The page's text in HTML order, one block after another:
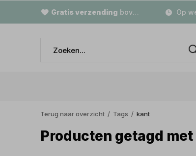
Gratis verzending boven €79,- Op
Terug naar overzicht Tags kant
Producten getagd